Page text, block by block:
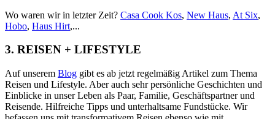
Wo waren wir in letzter Zeit? Casa Cook Kos, New Haus, At Six,
Hobo, Haus Hirt,...
3. REISEN + LIFESTYLE
Auf unserem Blog gibt es ab jetzt regelmäßig Artikel zum Thema
Reisen und Lifestyle. Aber auch sehr persönliche Geschichten und
Einblicke in unser Leben als Paar, Familie, Geschäftspartner und
Reisende. Hilfreiche Tipps und unterhaltsame Fundstücke. Wir